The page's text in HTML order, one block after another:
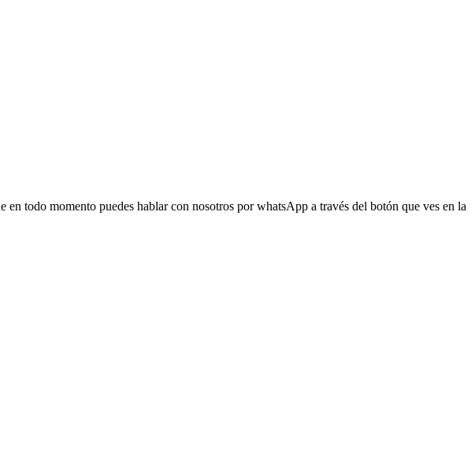
todo momento puedes hablar con nosotros por whatsApp a través del botón que ves en la